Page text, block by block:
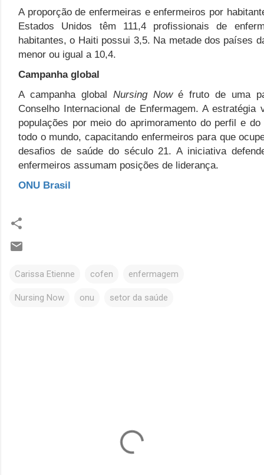
A proporção de enfermeiras e enfermeiros por
Estados Unidos têm 111,4 profissionais de
habitantes, o Haiti possui 3,5. Na metade dos países
menor ou igual a 10,4.
Campanha global
A campanha global Nursing Nowé fruto de uma
Conselho Internacional de Enfermagem. A
populações por meio do aprimoramento do perfil e
todo o mundo, capacitando enfermeiros para que
desafios de saúde do século 21. A iniciativa
enfermeiros assumam posições de liderança.
ONU Brasil
Carissa Etienne cofen enfermagem
Nursing Now onu setor da saúde